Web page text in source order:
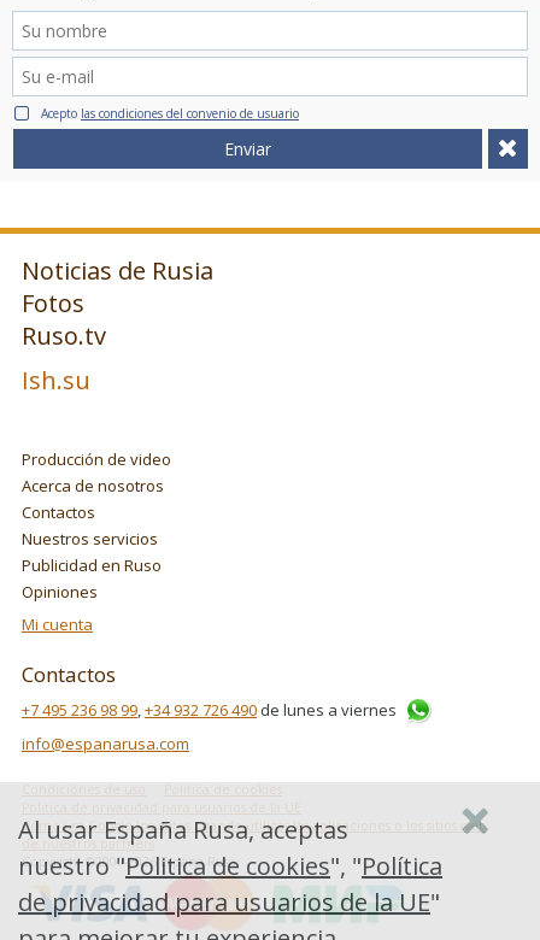
Acepto las condiciones del convenio de usuario
Enviar
Noticias de Rusia
Fotos
Ruso.tv
Ish.su
Producción de video
Acerca de nosotros
Contactos
Nuestros servicios
Publicidad en Ruso
Opiniones
Mi cuenta
Contactos
+7 495 236 98 99,+34 932 726 490 de lunes a viernes
info@espanarusa.com
Politica de cookies
Política de privacidad para usuarios de la UE
Cómo usa Google los datos cuando utilizas las aplicaciones o los sitios web
de nuestros partners
Copyright ©2007-2026 Espana Rusa
Al usar España Rusa, aceptas
nuestro "Politica de cookies", "Política
de privacidad para usuarios de la UE"